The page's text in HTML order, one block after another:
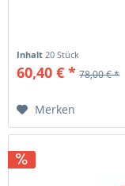
Inhalt 20 Stück
60,40 € * 78,00 € *
Merken